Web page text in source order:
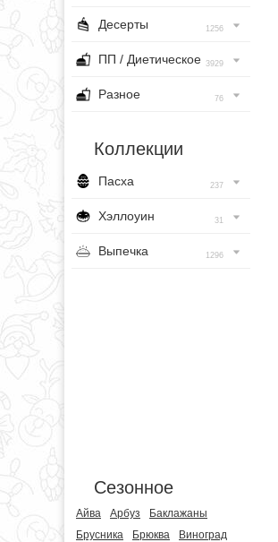
Десерты 1256
ПП / Диетическое 3929
Разное 76
Коллекции
Пасха 237
Хэллоуин 31
Выпечка 1296
Сезонное
Айва Арбуз
Баклажаны
Брусника
Брюква
Виноград